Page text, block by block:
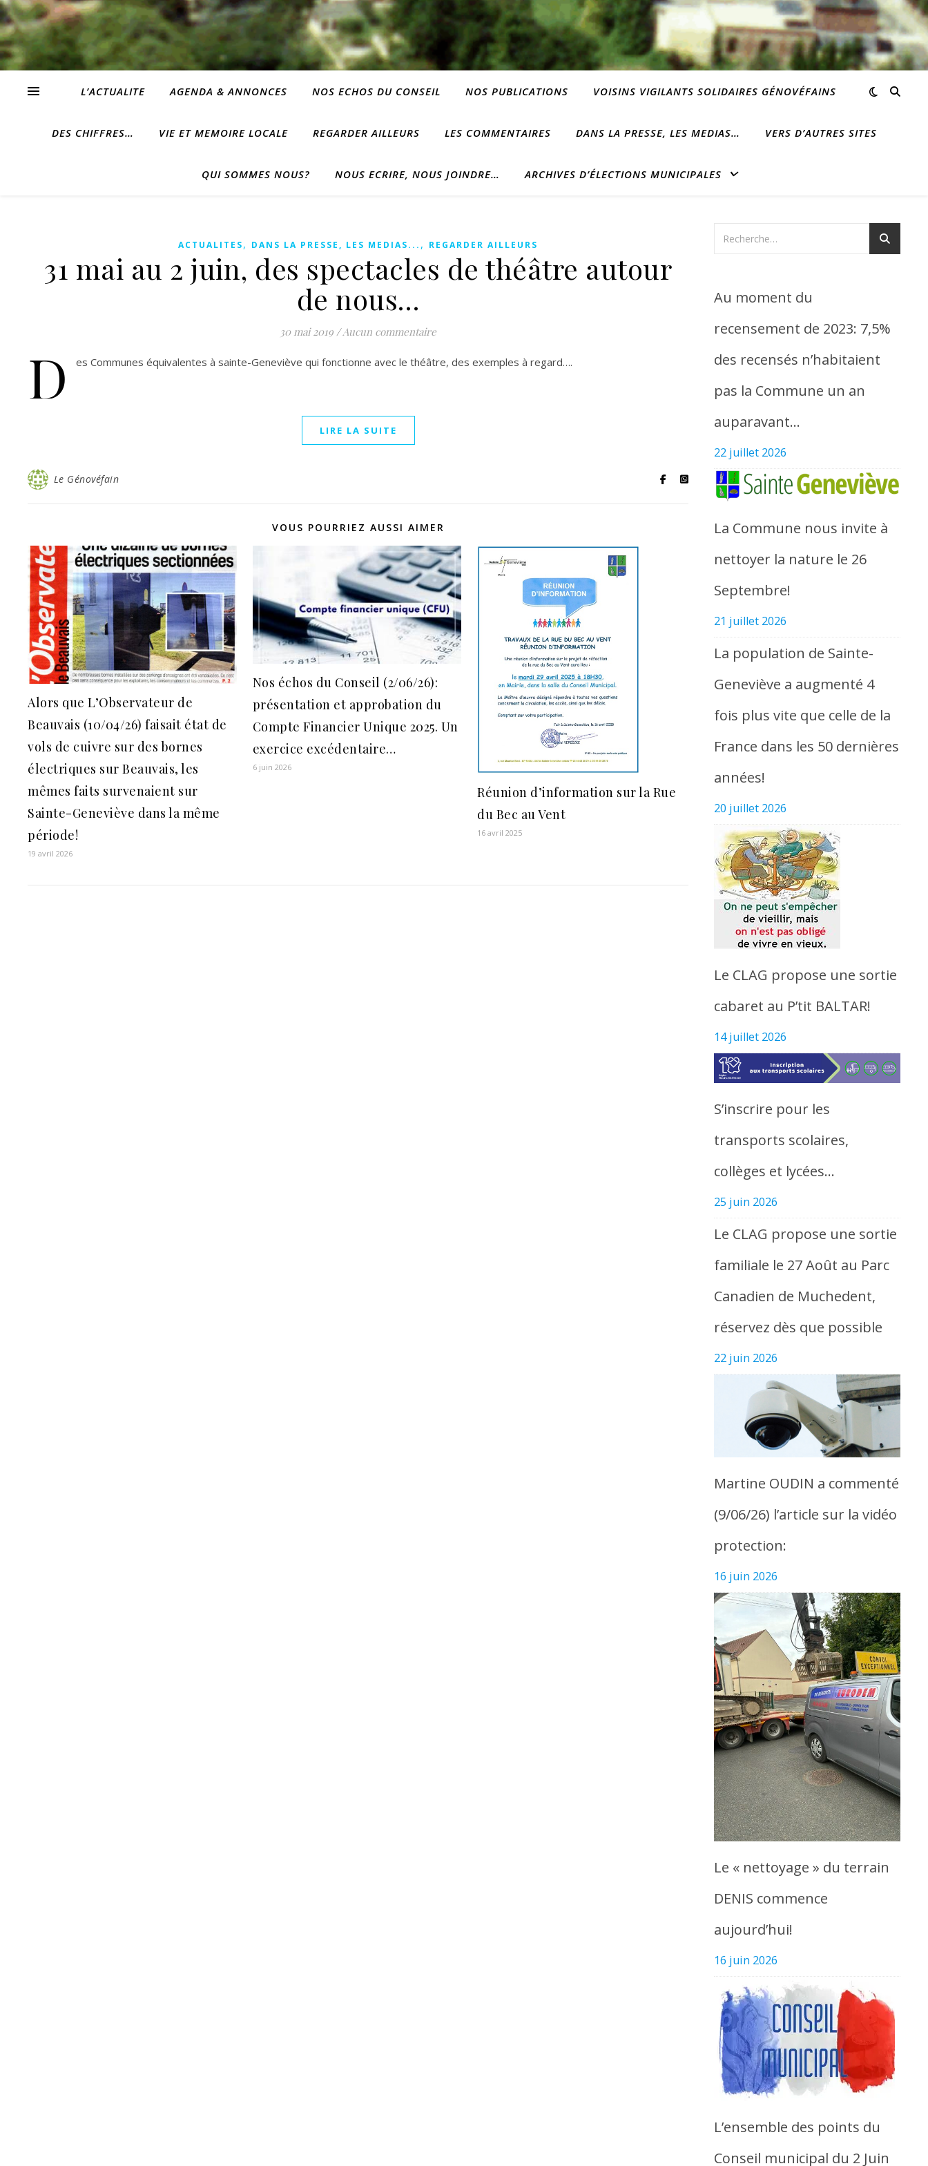
L’ACTUALITE AGENDA & ANNONCES NOS ECHOS DU CONSEIL NOS PUBLICATIONS VOISINS VIGILANTS SOLIDAIRES GÉNOVÉFAINS
DES CHIFFRES… VIE ET MEMOIRE LOCALE REGARDER AILLEURS LES COMMENTAIRES DANS LA PRESSE, LES MEDIAS… VERS D’AUTRES SITES
QUI SOMMES NOUS? NOUS ECRIRE, NOUS JOINDRE… ARCHIVES D’ÉLECTIONS MUNICIPALES
ACTUALITES, DANS LA PRESSE, LES MEDIAS... , REGARDER AILLEURS
31 mai au 2 juin, des spectacles de théâtre autour
de nous…
30 mai 2019 /Aucun commentaire
D es Communes équivalentes à sainte-Geneviève qui fonctionne avec le théâtre, des exemples à regard….
LIRE LA SUITE
Le Génovéfain
VOUS POURRIEZ AUSSI AIMER
Alors que L’Observateur de
Beauvais (10/04/26) faisait état de
vols de cuivre sur des bornes
électriques sur Beauvais, les
mêmes faits survenaient sur
Sainte-Geneviève dans la même
période!
19 avril 2026
Nos échos du Conseil (2/06/26):
présentation et approbation du
Compte Financier Unique 2025. Un
exercice excédentaire…
6 juin 2026
Réunion d’information sur la Rue
du Bec au Vent
16 avril 2025
Au moment du
recensement de 2023: 7,5%
des recensés n’habitaient
pas la Commune un an
auparavant…
22 juillet 2026
La Commune nous invite à
nettoyer la nature le 26
Septembre!
21 juillet 2026
La population de Sainte-
Geneviève a augmenté 4
fois plus vite que celle de la
France dans les 50 dernières
années!
20 juillet 2026
Le CLAG propose une sortie
cabaret au P’tit BALTAR!
14 juillet 2026
S’inscrire pour les
transports scolaires,
collèges et lycées…
25 juin 2026
Le CLAG propose une sortie
familiale le 27 Août au Parc
Canadien de Muchedent,
réservez dès que possible
22 juin 2026
Martine OUDIN a commenté
(9/06/26) l’article sur la vidéo
protection:
16 juin 2026
Le « nettoyage » du terrain
DENIS commence
aujourd’hui!
16 juin 2026
L’ensemble des points du
Conseil municipal du 2 Juin